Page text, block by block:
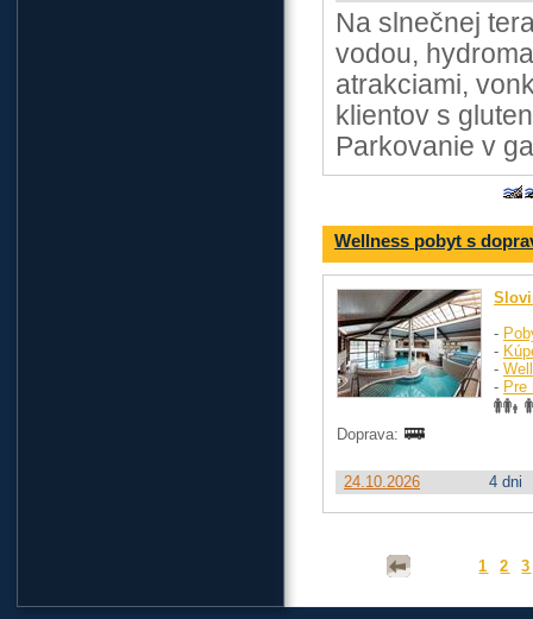
Na slnečnej
vodou,
atrakciami,
klientov s
Parkovanie v
Wellness pobyt s
-
-
-
- Pre
Doprava:
24.10.2026 4 dni
1 2 3